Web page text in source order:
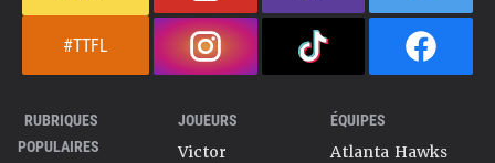
#TTFL
RUBRIQUES
POPULAIRES
JOUEURS
Victor
ÉQUIPES
Atlanta Hawks